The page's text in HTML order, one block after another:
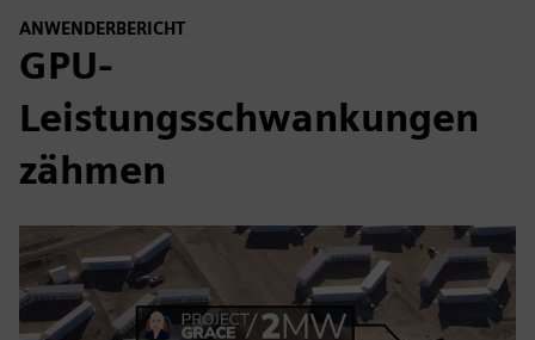
ANWENDERBERICHT
GPU-
Leistungsschwankungen
zähmen